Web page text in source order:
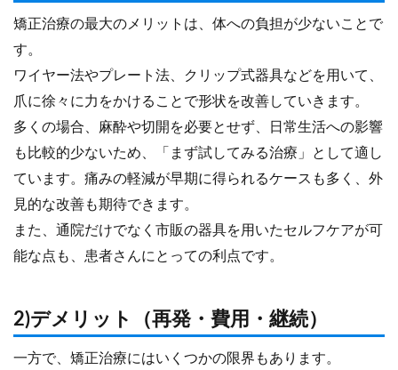
矯正治療の最大のメリットは、体への負担が少ないことで
す。
ワイヤー法やプレート法、クリップ式器具などを用いて、
爪に徐々に力をかけることで形状を改善していきます。
多くの場合、麻酔や切開を必要とせず、日常生活への影響
も比較的少ないため、「まず試してみる治療」として適し
ています。痛みの軽減が早期に得られるケースも多く、外
見的な改善も期待できます。
また、通院だけでなく市販の器具を用いたセルフケアが可
能な点も、患者さんにとっての利点です。
2)デメリット（再発・費用・継続）
一方で、矯正治療にはいくつかの限界もあります。